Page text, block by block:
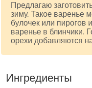
Предлагаю
зиму. Такое варенье
булочек или пирогов
варенье в блинчики.
орехи добавляются
Ингредиенты